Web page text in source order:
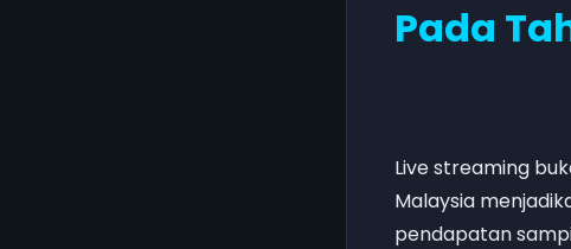
Pada
Live streaming
Malaysia
pendapatan